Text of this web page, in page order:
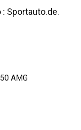
Sportauto.de.
AMG